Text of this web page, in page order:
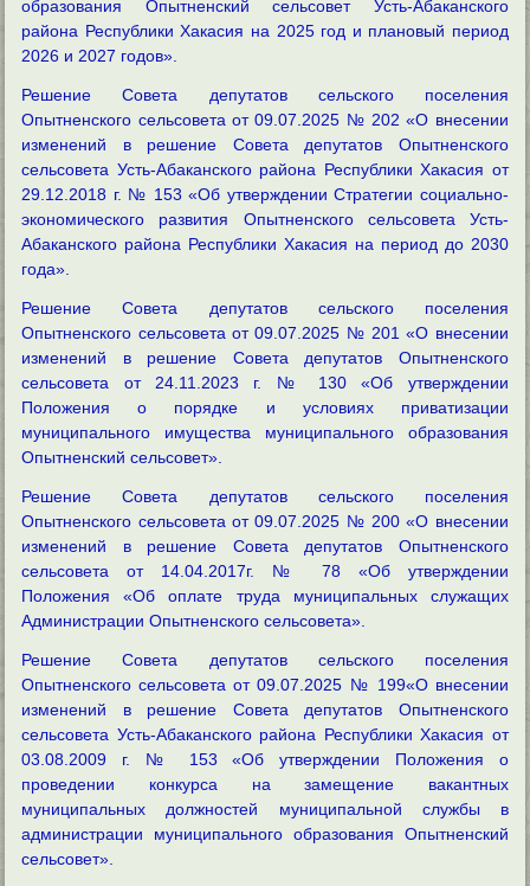
образования Опытненский сельсовет Усть-Абаканского
района Республики Хакасия на 2025 год и плановый период
2026 и 2027 годов».
Решение Совета депутатов сельского поселения
Опытненского сельсовета от 09.07.2025 № 202 «О внесении
изменений в решение Совета депутатов Опытненского
сельсовета Усть-Абаканского района Республики Хакасия от
29.12.2018 г. № 153 «Об утверждении Стратегии социально-
экономического развития Опытненского сельсовета Усть-
Абаканского района Республики Хакасия на период до 2030
года».
Решение Совета депутатов сельского поселения
Опытненского сельсовета от 09.07.2025 № 201 «О внесении
изменений в решение Совета депутатов Опытненского
сельсовета от 24.11.2023 г. № 130 «Об утверждении
Положения о порядке и условиях приватизации
муниципального имущества муниципального образования
Опытненский сельсовет».
Решение Совета депутатов сельского поселения
Опытненского сельсовета от 09.07.2025 № 200 «О внесении
изменений в решение Совета депутатов Опытненского
сельсовета от 14.04.2017г. № 78 «Об утверждении
Положения «Об оплате труда муниципальных служащих
Администрации Опытненского сельсовета».
Решение Совета депутатов сельского поселения
Опытненского сельсовета от 09.07.2025 № 199«О внесении
изменений в решение Совета депутатов Опытненского
сельсовета Усть-Абаканского района Республики Хакасия от
03.08.2009 г. № 153 «Об утверждении Положения о
проведении конкурса на замещение вакантных
муниципальных должностей муниципальной службы в
администрации муниципального образования Опытненский
сельсовет».